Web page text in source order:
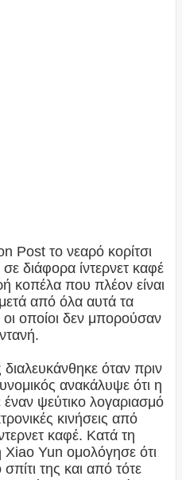
Post το νεαρό κορίτσι
διάφορα ίντερνετ καφέ
κοπέλα που πλέον είναι
από όλα αυτά τα
οι οποίοι δεν μπορούσαν
όταν πριν
ανακάλυψε ότι η
ψεύτικο λογαριασμό
κινήσεις από
καφέ. Κατά τη
Xiao Yun ομολόγησε ότι
της και από τότε